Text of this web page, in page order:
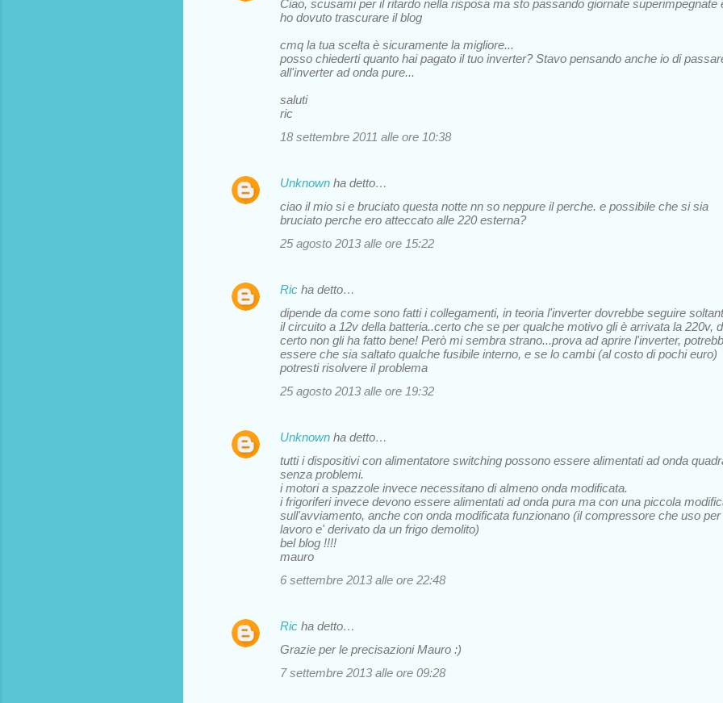
Ciao, scusami per il ritardo nella risposa ma sto passando giornate superimpegnate
ho dovuto trascurare il blog
cmq la tua scelta è sicuramente la migliore...
posso chiederti quanto hai pagato il tuo inverter? Stavo pensando anche io di
all'inverter ad onda pure...
saluti
ric
18 settembre 2011 alle ore 10:38
Unknown ha detto…
ciao il mio si e bruciato questa notte nn so neppure il perche. e possibile che si sia
bruciato perche ero atteccato alle 220 esterna?
25 agosto 2013 alle ore 15:22
Ric ha detto…
dipende da come sono fatti i collegamenti, in teoria l'inverter dovrebbe seguire
il circuito a 12v della batteria..certo che se per qualche motivo gli è arrivata la 220v,
certo non gli ha fatto bene! Però mi sembra strano...prova ad aprire l'inverter,
essere che sia saltato qualche fusibile interno, e se lo cambi (al costo di pochi euro)
potresti risolvere il problema
25 agosto 2013 alle ore 19:32
Unknown ha detto…
tutti i dispositivi con alimentatore switching possono essere alimentati ad onda
senza problemi.
i motori a spazzole invece necessitano di almeno onda modificata.
i frigoriferi invece devono essere alimentati ad onda pura ma con una piccola
sull'avviamento, anche con onda modificata funzionano (il compressore che uso per
lavoro e' derivato da un frigo demolito)
bel blog !!!!
mauro
6 settembre 2013 alle ore 22:48
Ric ha detto…
Grazie per le precisazioni Mauro :)
7 settembre 2013 alle ore 09:28